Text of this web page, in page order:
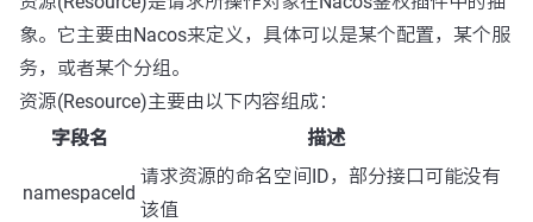
象。它主要由Nacos来定义，具体可以是某个配置，某个服
务，或者某个分组。
资源(Resource)主要由以下内容组成：
字段名
描述
namespaceId
请求资源的命名空间ID，部分接口可能没有
该值